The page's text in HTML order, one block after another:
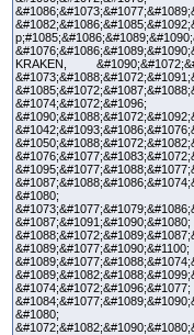
KRAKEN,
&#1074;&#1072;&#1096;
&#1080;
&#1089;&#1077;&#1090;&#1100;
&#1074;&#1072;&#1096;&#1077;
&#1080;